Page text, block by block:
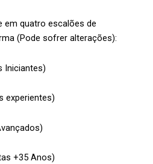
em quatro escalões de
(Pode sofrer alterações):
Iniciantes)
experientes)
+35 Anos)